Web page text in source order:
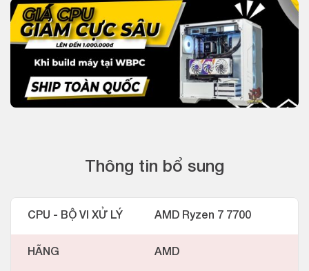
Thông tin bổ sung
CPU - BỘ VI XỬ LÝ AMD Ryzen 7 7700
HÃNG AMD